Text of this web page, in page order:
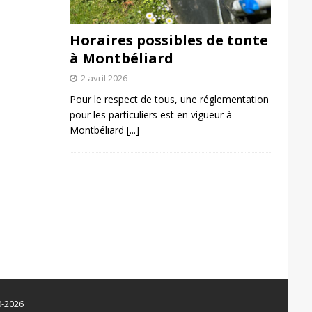
Horaires possibles de tonte
à Montbéliard
2 avril 2026
Pour le respect de tous, une réglementation
pour les particuliers est en vigueur à
Montbéliard [...]
2026